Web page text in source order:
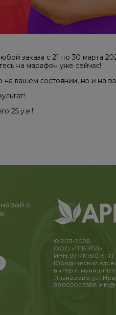
заказа с 21 по 30 марта
на марафон уже сейчас!
на вашем состоянии, но и на
25 у.е.!
о
© 2011-2026
ООО «ГЛБЭПЛ»
ИНН: 9717171510 КПП:
Юридический
вн.тер.г.
Лианозово, ул.
88002005388